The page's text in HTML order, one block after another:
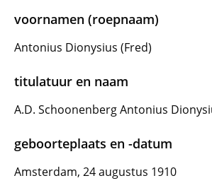
voornamen (roepnaam)
Antonius Dionysius (Fred)
titulatuur en naam
A.D. Schoonenberg Antonius
geboorteplaats en -datum
Amsterdam, 24 augustus 1910